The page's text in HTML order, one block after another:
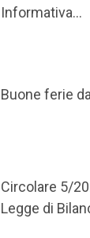
Informativa...
Buone ferie
Circolare 5/
Legge di